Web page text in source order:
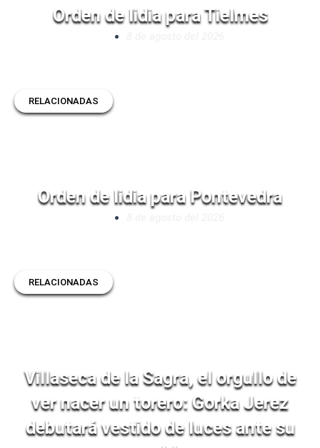
Orden de lidia para Tielmes
RELACIONADAS
Orden de lidia para Pontevedra
RELACIONADAS
Villaseca de la Sagra, el orgullo de
ver nacer un torero: Gorka Jerez
debutará vestido de luces ante su